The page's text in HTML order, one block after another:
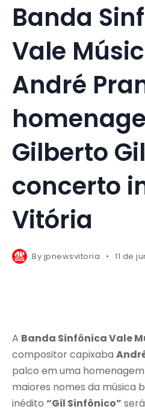
Banda
Vale
André
Gilberto
concerto
Vitória
By jpnewsvitoria 11 de
A Banda Sinfônica Vale
compositor capixaba
palco em uma
maiores nomes da música
inédito “Gil Sinfônico”